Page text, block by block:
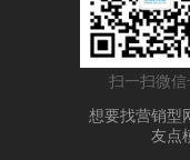
扫一扫微信
想要找营销型
友点